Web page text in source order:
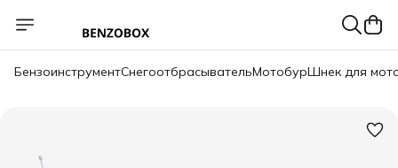
БензоинструментСнегоотбрасывательМотобурШнек для